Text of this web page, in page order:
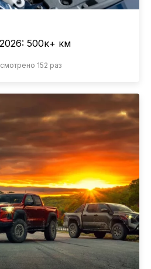
500к+ км
152 раз